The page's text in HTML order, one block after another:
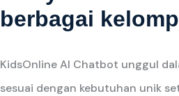
berbagai
KidsOnline AI Chatbot unggul
sesuai dengan kebutuhan unik